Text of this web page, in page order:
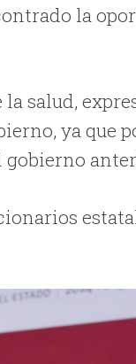
la
salud,
ya que
gobierno